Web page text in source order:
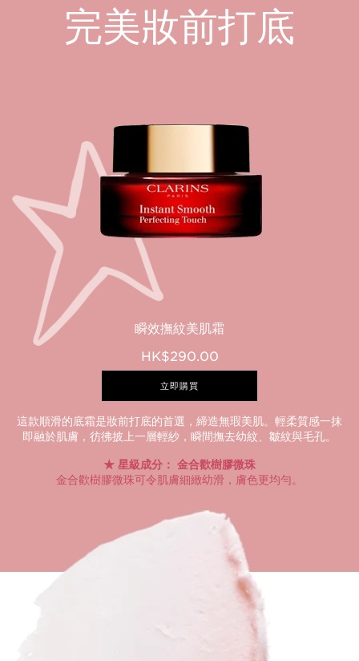
完美妝前打底
瞬效撫紋美肌霜
HK$290.00
立即購買
這款順滑的底霜是妝前打底的首選，締造無瑕美肌。輕柔質感一抹
即融於肌膚，彷彿披上一層輕紗，瞬間撫去幼紋、皺紋與毛孔。
星級成分： 金合歡樹膠微珠
金合歡樹膠微珠可令肌膚細緻幼滑，膚色更均勻。